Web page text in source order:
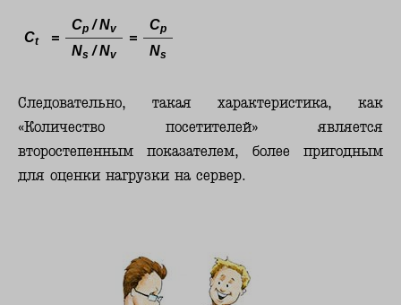
Ct =
Cp / Nv
=
Cp
Ns / Nv Ns
Следовательно, такая характеристика, как
«Количество посетителей» является
второстепенным показателем, более пригодным
для оценки нагрузки на сервер.